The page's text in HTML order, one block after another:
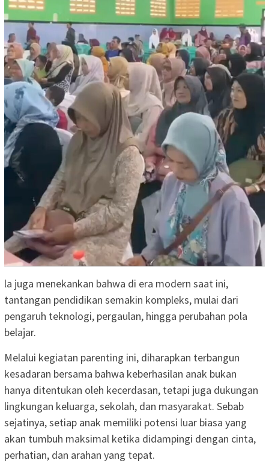
la juga menekankan bahwa di era modern saat ini,
tantangan pendidikan semakin kompleks, mulai dari
pengaruh teknologi, pergaulan, hingga perubahan pola
belajar.
Melalui kegiatan parenting ini, diharapkan terbangun
kesadaran bersama bahwa keberhasilan anak bukan
hanya ditentukan oleh kecerdasan, tetapi juga dukungan
lingkungan keluarga, sekolah, dan masyarakat. Sebab
sejatinya, setiap anak memiliki potensi luar biasa yang
akan tumbuh maksimal ketika didampingi dengan cinta,
perhatian, dan arahan yang tepat.